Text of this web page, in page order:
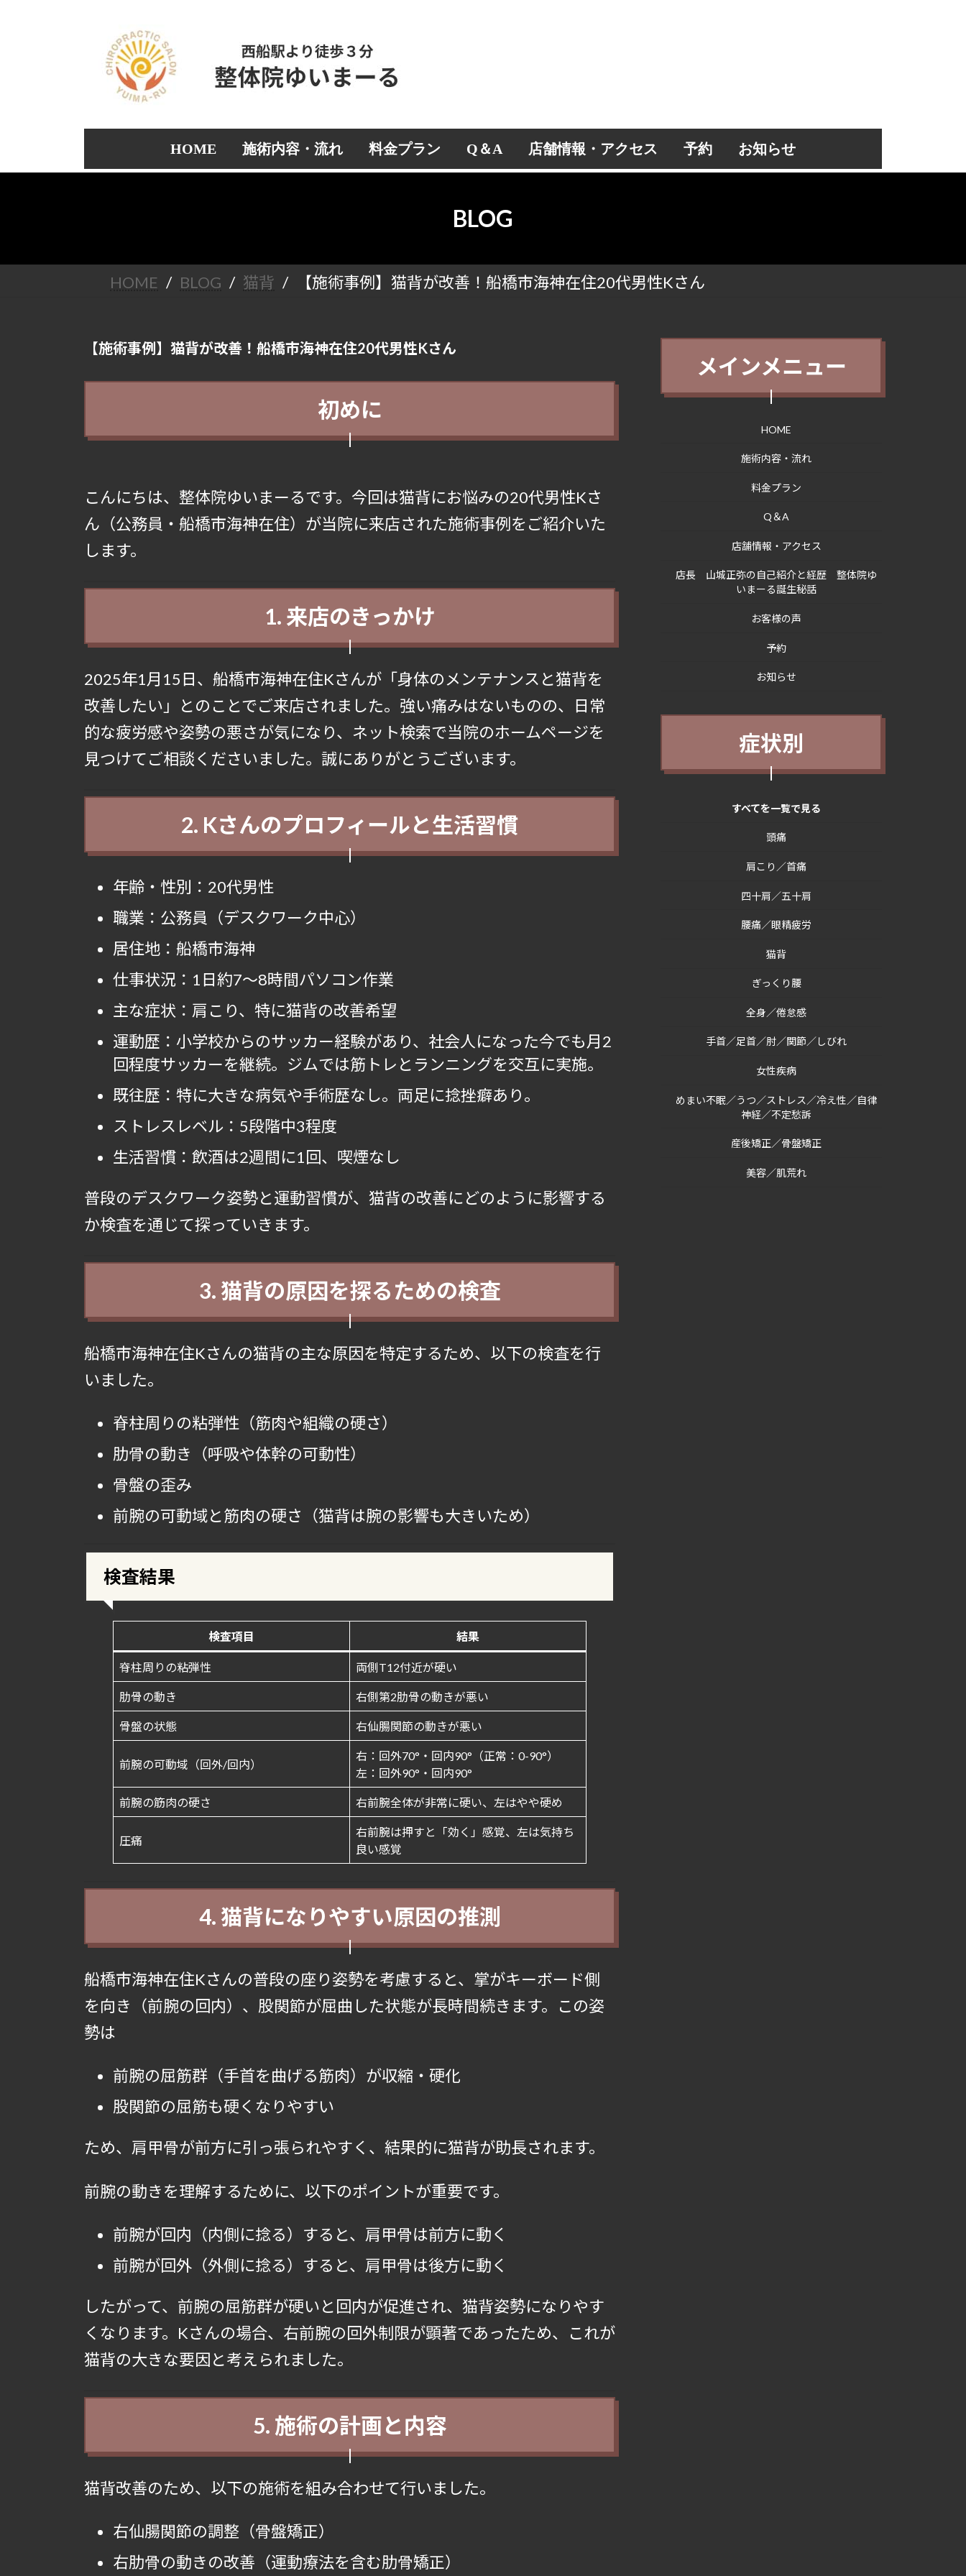
HOME 施術内容・流れ 料金プラン Q＆A 店舗情報・アクセス 予約 お知らせ
BLOG
HOME BLOG 猫背 【施術事例】猫背が改善！船橋市海神在住20代男性Kさん
【施術事例】猫背が改善！船橋市海神在住20代男性Kさん
初めに
こんにちは、整体院ゆいまーるです。今回は猫背にお悩みの20代男性Kさ
ん（公務員・船橋市海神在住）が当院に来店された施術事例をご紹介いた
します。
1. 来店のきっかけ
2025年1月15日、船橋市海神在住Kさんが「身体のメンテナンスと猫背を
改善したい」とのことでご来店されました。強い痛みはないものの、日常
的な疲労感や姿勢の悪さが気になり、ネット検索で当院のホームページを
見つけてご相談くださいました。誠にありがとうございます。
2. Kさんのプロフィールと生活習慣
年齢・性別：20代男性
職業：公務員（デスクワーク中心）
居住地：船橋市海神
仕事状況：1日約7〜8時間パソコン作業
主な症状：肩こり、特に猫背の改善希望
運動歴：小学校からのサッカー経験があり、社会人になった今でも月2
回程度サッカーを継続。ジムでは筋トレとランニングを交互に実施。
既往歴：特に大きな病気や手術歴なし。両足に捻挫癖あり。
ストレスレベル：5段階中3程度
生活習慣：飲酒は2週間に1回、喫煙なし
普段のデスクワーク姿勢と運動習慣が、猫背の改善にどのように影響する
か検査を通じて探っていきます。
3. 猫背の原因を探るための検査
船橋市海神在住Kさんの猫背の主な原因を特定するため、以下の検査を行
いました。
脊柱周りの粘弾性（筋肉や組織の硬さ）
肋骨の動き（呼吸や体幹の可動性）
骨盤の歪み
前腕の可動域と筋肉の硬さ（猫背は腕の影響も大きいため）
検査結果
検査項目 結果
脊柱周りの粘弾性 両側T12付近が硬い
肋骨の動き 右側第2肋骨の動きが悪い
骨盤の状態 右仙腸関節の動きが悪い
前腕の可動域（回外/回内）
右：回外70°・回内90°（正常：0-90°）
左：回外90°・回内90°
前腕の筋肉の硬さ 右前腕全体が非常に硬い、左はやや硬め
圧痛
右前腕は押すと「効く」感覚、左は気持ち
良い感覚
4. 猫背になりやすい原因の推測
船橋市海神在住Kさんの普段の座り姿勢を考慮すると、掌がキーボード側
を向き（前腕の回内）、股関節が屈曲した状態が長時間続きます。この姿
勢は
前腕の屈筋群（手首を曲げる筋肉）が収縮・硬化
股関節の屈筋も硬くなりやすい
ため、肩甲骨が前方に引っ張られやすく、結果的に猫背が助長されます。
前腕の動きを理解するために、以下のポイントが重要です。
前腕が回内（内側に捻る）すると、肩甲骨は前方に動く
前腕が回外（外側に捻る）すると、肩甲骨は後方に動く
したがって、前腕の屈筋群が硬いと回内が促進され、猫背姿勢になりやす
くなります。Kさんの場合、右前腕の回外制限が顕著であったため、これが
猫背の大きな要因と考えられました。
5. 施術の計画と内容
猫背改善のため、以下の施術を組み合わせて行いました。
右仙腸関節の調整（骨盤矯正）
右肋骨の動きの改善（運動療法を含む肋骨矯正）
メインメニュー
HOME
施術内容・流れ
料金プラン
Q＆A
店舗情報・アクセス
店長 山城正弥の自己紹介と経歴 整体院ゆ
いまーる誕生秘話
お客様の声
予約
お知らせ
症状別
すべてを一覧で見る
頭痛
肩こり／首痛
四十肩／五十肩
腰痛／眼精疲労
猫背
ぎっくり腰
全身／倦怠感
手首／足首／肘／関節／しびれ
女性疾病
めまい不眠／うつ／ストレス／冷え性／自律
神経／不定愁訴
産後矯正／骨盤矯正
美容／肌荒れ